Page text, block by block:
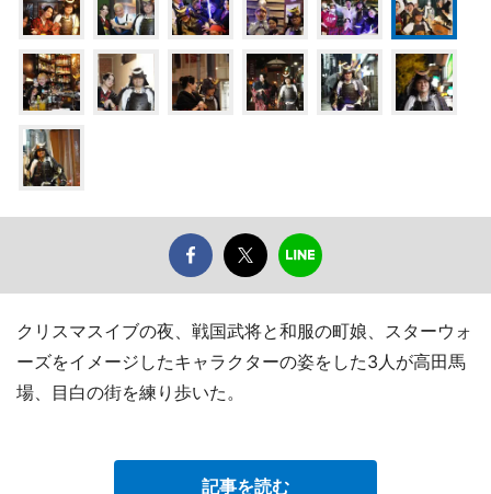
クリスマスイブの夜、戦国武将と和服の町娘、スターウォ
ーズをイメージしたキャラクターの姿をした3人が高田馬
場、目白の街を練り歩いた。
記事を読む